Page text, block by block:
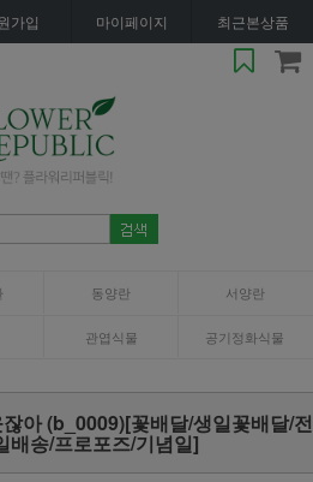
가입 마이페이지 최근본상품
동양란 서양란
관엽식물 공기정화식물
아 (b_0009)[꽃배달/생일꽃배달/전
배송/프로포즈/기념일]